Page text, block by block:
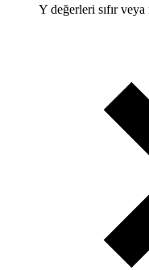
Y değerleri sıfır